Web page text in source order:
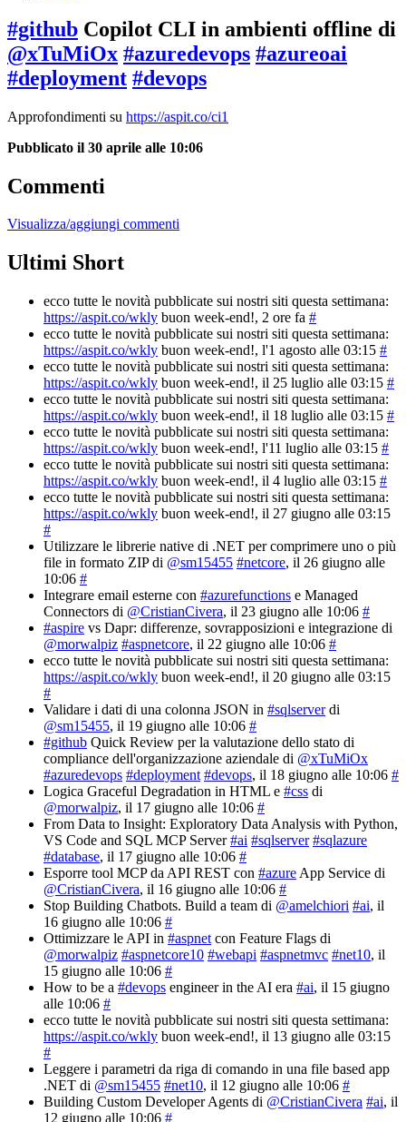
#github Copilot CLI in ambienti offline di
@xTuMiOx #azuredevops #azureoai
#deployment #devops
Approfondimenti su https://aspit.co/ci1
Pubblicato il 30 aprile alle 10:06
Commenti
Visualizza/aggiungi commenti
Ultimi Short
ecco tutte le novità pubblicate sui nostri siti questa settimana:
https://aspit.co/wkly buon week-end!, 2 ore fa #
ecco tutte le novità pubblicate sui nostri siti questa settimana:
https://aspit.co/wkly buon week-end!, l'1 agosto alle 03:15 #
ecco tutte le novità pubblicate sui nostri siti questa settimana:
https://aspit.co/wkly buon week-end!, il 25 luglio alle 03:15 #
ecco tutte le novità pubblicate sui nostri siti questa settimana:
https://aspit.co/wkly buon week-end!, il 18 luglio alle 03:15 #
ecco tutte le novità pubblicate sui nostri siti questa settimana:
https://aspit.co/wkly buon week-end!, l'11 luglio alle 03:15 #
ecco tutte le novità pubblicate sui nostri siti questa settimana:
https://aspit.co/wkly buon week-end!, il 4 luglio alle 03:15 #
ecco tutte le novità pubblicate sui nostri siti questa settimana:
https://aspit.co/wkly buon week-end!, il 27 giugno alle 03:15
#
Utilizzare le librerie native di .NET per comprimere uno o più
file in formato ZIP di @sm15455 #netcore, il 26 giugno alle
10:06 #
Integrare email esterne con #azurefunctions e Managed
Connectors di @CristianCivera, il 23 giugno alle 10:06 #
#aspire vs Dapr: differenze, sovrapposizioni e integrazione di
@morwalpiz #aspnetcore, il 22 giugno alle 10:06 #
ecco tutte le novità pubblicate sui nostri siti questa settimana:
https://aspit.co/wkly buon week-end!, il 20 giugno alle 03:15
#
Validare i dati di una colonna JSON in #sqlserverdi
@sm15455, il 19 giugno alle 10:06 #
#github Quick Review per la valutazione dello stato di
compliance dell'organizzazione aziendale di @xTuMiOx
#azuredevops #deployment #devops, il 18 giugno alle 10:06 #
Logica Graceful Degradation in HTML e #css di
@morwalpiz, il 17 giugno alle 10:06 #
From Data to Insight: Exploratory Data Analysis with Python,
VS Code and SQL MCP Server#ai #sqlserver #sqlazure
#database, il 17 giugno alle 10:06 #
Esporre tool MCP da API REST con #azure App Service di
@CristianCivera, il 16 giugno alle 10:06 #
Stop Building Chatbots. Build a team di @amelchiori #ai, il
16 giugno alle 10:06 #
Ottimizzare le API in #aspnet con Feature Flags di
@morwalpiz #aspnetcore10 #webapi #aspnetmvc #net10, il
15 giugno alle 10:06 #
How to be a #devops engineer in the AI era #ai, il 15 giugno
alle 10:06 #
ecco tutte le novità pubblicate sui nostri siti questa settimana:
https://aspit.co/wkly buon week-end!, il 13 giugno alle 03:15
#
Leggere i parametri da riga di comando in una file based app
.NET di @sm15455 #net10, il 12 giugno alle 10:06 #
Building Custom Developer Agents di @CristianCivera #ai, il
12 giugno alle 10:06 #